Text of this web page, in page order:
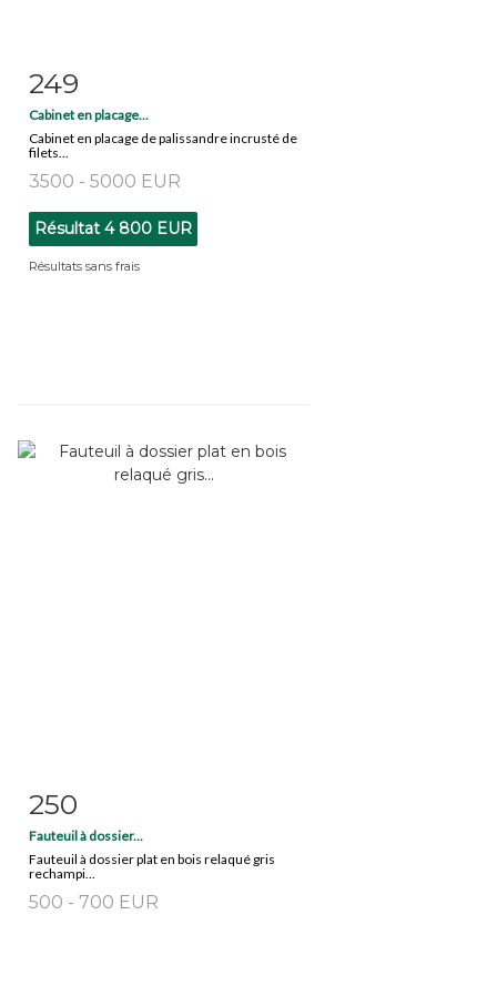
Fiche détaillée
249
Cabinet en placage...
Cabinet en placage de palissandre incrusté de
filets...
3500 - 5000 EUR
Résultat 4 800 EUR
Résultats sans frais
Fiche détaillée
250
Fauteuil à dossier...
Fauteuil à dossier plat en bois relaqué gris
rechampi...
500 - 700 EUR